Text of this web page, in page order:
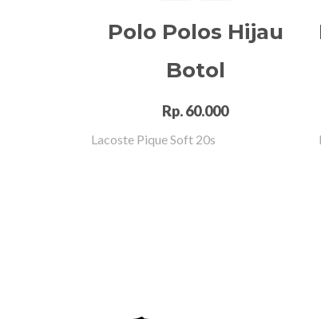
Polo Polos Hijau
Botol
Rp. 60.000
Lacoste Pique Soft 20s